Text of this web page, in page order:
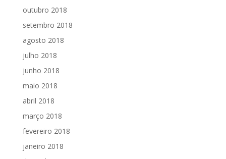
outubro 2018
setembro 2018
agosto 2018
julho 2018
junho 2018
maio 2018
abril 2018
março 2018
fevereiro 2018
janeiro 2018